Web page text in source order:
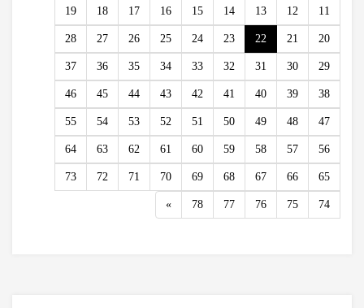
11
12
13
14
15
16
17
18
19
20
21
22
23
24
25
26
27
28
29
30
31
32
33
34
35
36
37
38
39
40
41
42
43
44
45
46
47
48
49
50
51
52
53
54
55
56
57
58
59
60
61
62
63
64
65
66
67
68
69
70
71
72
73
74
75
76
77
78
»
Next